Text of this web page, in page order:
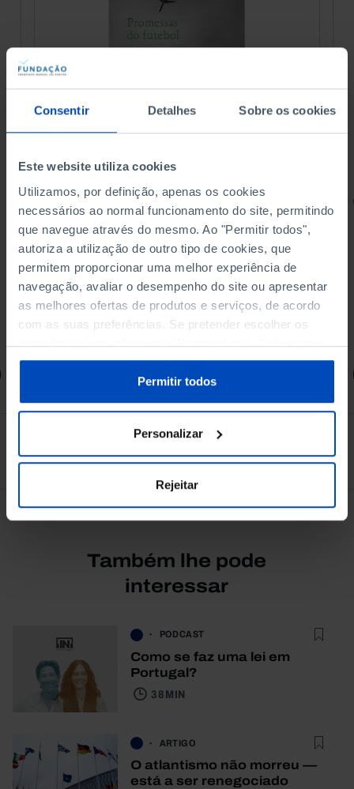
Consentir Detalhes Sobre os cookies
Este website utiliza cookies
Utilizamos, por definição, apenas os cookies
necessários ao normal funcionamento do site, permitindo
que navegue através do mesmo. Ao "Permitir todos",
autoriza a utilização de outro tipo de cookies, que
permitem proporcionar uma melhor experiência de
navegação, avaliar o desempenho do site ou apresentar
as melhores ofertas de produtos e serviços, de acordo
com as suas preferências. Se pretender escolher os
tipos de cookies, clique em "Personalizar". Saiba mais
sobre cookies através da gestão de preferências ou da
Política de Cookies.
Permitir todos
Personalizar
Rejeitar
RETRATOS
Promessas do Futebol
4,50 € 5,00 € -10%
Comprar
Ver todos
Também lhe pode
interessar
PODCAST
Como se faz uma lei em
Portugal?
38 MIN
ARTIGO
O atlantismo não morreu —
está a ser renegociado